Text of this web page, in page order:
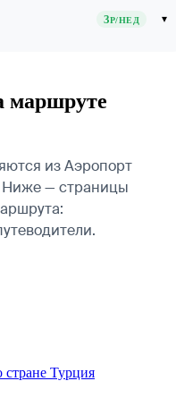
3Р/НЕД ▾
маршруте
из Аэропорт
Ниже — страницы
стране Турция